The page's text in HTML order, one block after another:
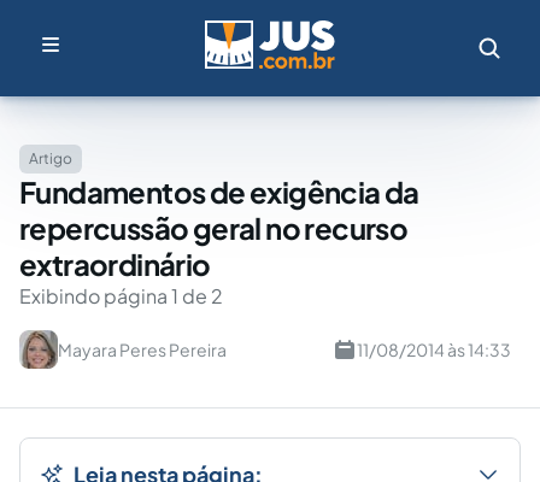
Artigo
Fundamentos de exigência da
repercussão geral no recurso
extraordinário
Exibindo página 1 de 2
Mayara Peres Pereira 11/08/2014 às 14:33
Leia nesta página: